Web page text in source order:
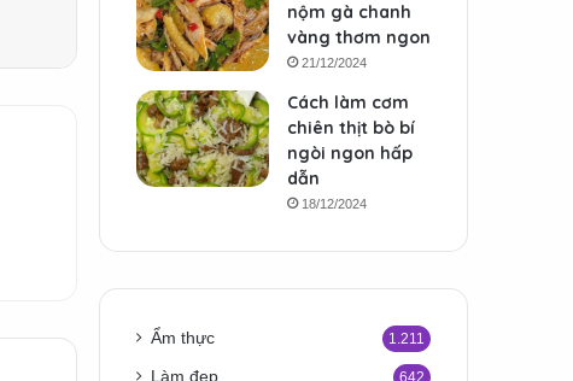
nộm gà chanh
vàng thơm ngon
21/12/2024
Cách làm cơm
chiên thịt bò bí
ngòi ngon hấp
dẫn
18/12/2024
Ẩm thực 1.211
Làm đẹp 642